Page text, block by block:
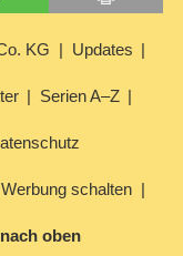
KG Updates
Serien A–Z
Werbung schalten
oben